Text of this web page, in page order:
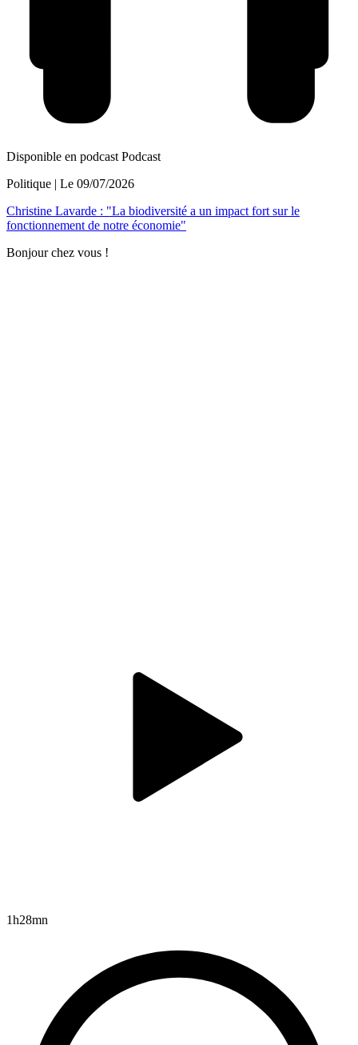
Disponible en podcast Podcast
Politique | Le 09/07/2026
Christine Lavarde : "La biodiversité a un impact fort sur le
fonctionnement de notre économie"
Bonjour chez vous !
1h28mn